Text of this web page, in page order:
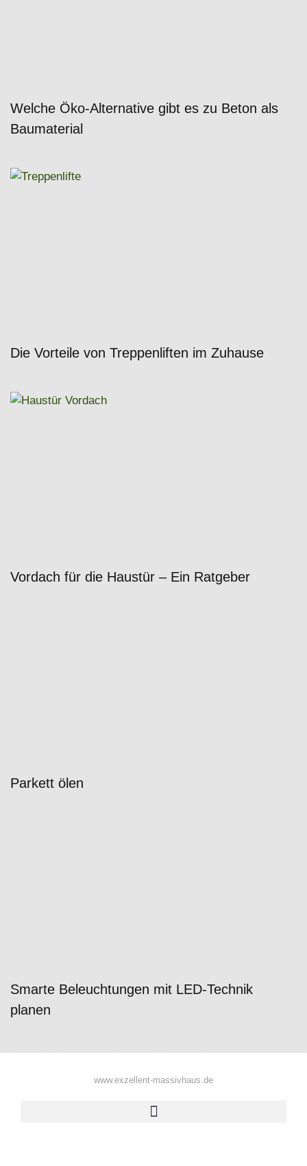
Welche Öko-Alternative gibt es zu Beton als
Baumaterial
Die Vorteile von Treppenliften im Zuhause
Vordach für die Haustür – Ein Ratgeber
Parkett ölen
Smarte Beleuchtungen mit LED-Technik
planen
www.exzellent-massivhaus.de